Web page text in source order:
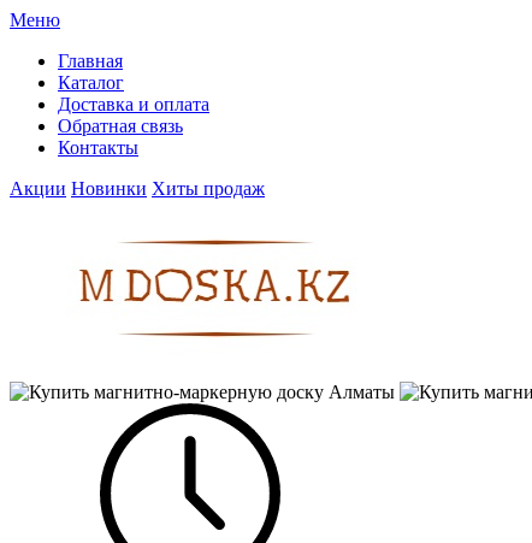
Меню
Главная
Каталог
Доставка и оплата
Обратная связь
Контакты
Акции Новинки Хиты продаж